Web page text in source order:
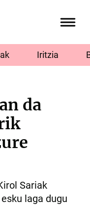
Iritzia
da
Sariak
laga dugu